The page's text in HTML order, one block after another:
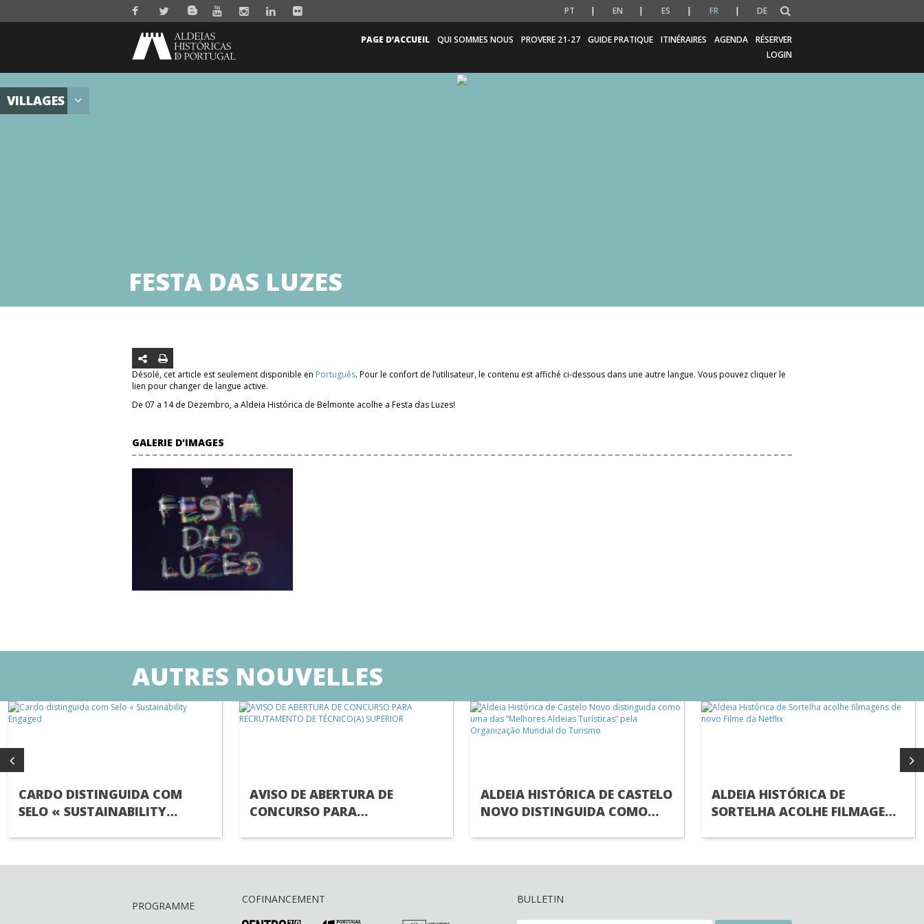
PT EN ES FR DE
PAGE D’ACCUEIL QUI SOMMES NOUS PROVERE 21-27 GUIDE PRATIQUE ITINÉRAIRES AGENDA
RÉSERVER
LOGIN
VILLAGES
FESTA DAS LUZES
Désolé, cet article est seulement disponible en Português. Pour le confort de l’utilisateur, le contenu est affiché ci-dessous dans une autre langue. Vous pouvez cliquer le
lien pour changer de langue active.
De 07 a 14 de Dezembro, a Aldeia Histórica de Belmonte acolhe a Festa das Luzes!
GALERIE D'IMAGES
AUTRES NOUVELLES
CARDO DISTINGUIDA COM
SELO « SUSTAINABILITY
AVISO DE ABERTURA DE
CONCURSO PARA
ALDEIA HISTÓRICA DE CASTELO
NOVO DISTINGUIDA COMO
ORGANIZAÇÃO MUNDIAL DO
ALDEIA HISTÓRICA DE
SORTELHA ACOLHE FILMAGENS
PROGRAMME
COFINANCEMENT BULLETIN